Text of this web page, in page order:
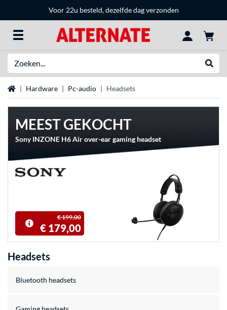
Voor 22u besteld, dezelfde dag verzonden
Home Hardware Pc-audio Headsets
MEEST GEKOCHT
Sony INZONE H6 Air over-ear gaming headset
€ 199,00
€ 179,00
Headsets
Bluetooth headsets